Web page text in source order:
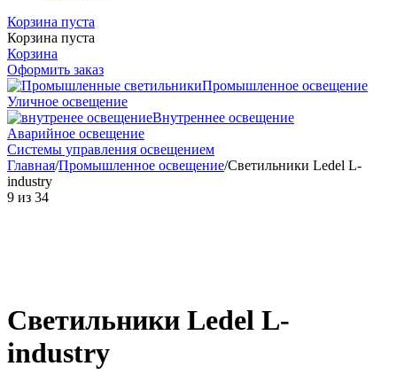
Корзина пуста
Корзина пуста
Корзина
Оформить заказ
Промышленное освещение
Уличное освещение
Внутреннее освещение
Аварийное освещение
Системы управления освещением
Главная/Промышленное освещение/Светильники Ledel L-
industry
9 из 34
Светильники Ledel L-
industry